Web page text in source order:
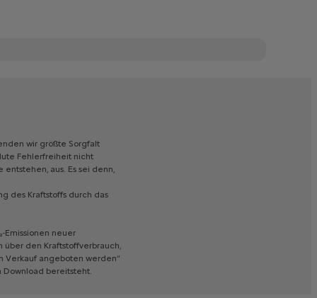
wir größte Sorgfalt
Fehlerfreiheit nicht
entstehen, aus. Es sei denn,
des Kraftstoffs durch das
Emissionen neuer
über den Kraftstoffverbrauch,
Verkauf angeboten werden“
Download bereitsteht.